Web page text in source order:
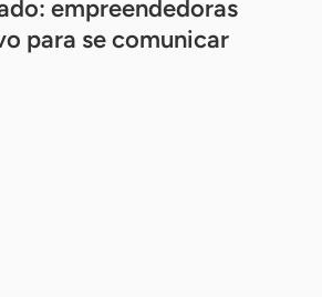
empreendedoras
para se comunicar